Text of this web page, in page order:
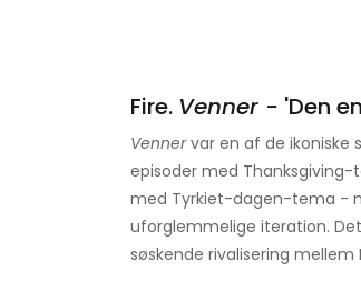
Fire. Venner - 'Den
Vennervar en af ​​de ikoniske
episoder med
med Tyrkiet-dagen-tema -
uforglemmelige iteration.
søskende rivalisering mellem